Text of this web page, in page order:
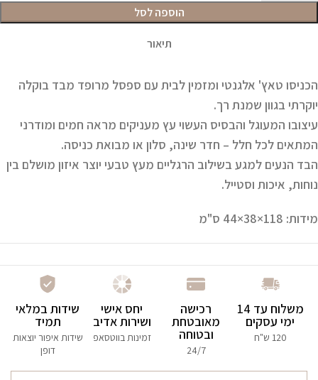
הוספה לסל
תיאור
הכניסו טאץ' אלגנטי ומזמין לבית עם ספסל מרופד מבד בוקלה
יוקרתי בגוון שמנת רך.
עיצובו המעוגל והבסיס העשוי עץ מעניקים מראה חמים ומודרני
המתאים לכל חלל – חדר שינה, סלון או מבואת כניסה.
הבד הנעים למגע בשילוב הרגליים מעץ טבעי יוצר איזון מושלם בין
נוחות, איכות וסטייל.
מידות:
משלוח עד 14
ימי עסקים
120 ש"ח
רכישה
מאובטחת
ובטוחה
24/7
יחס אישי
ושירות אדיב
זמינות בווטסאפ
שידות במלאי
תמיד
שידות איפור יוצאות
דופן